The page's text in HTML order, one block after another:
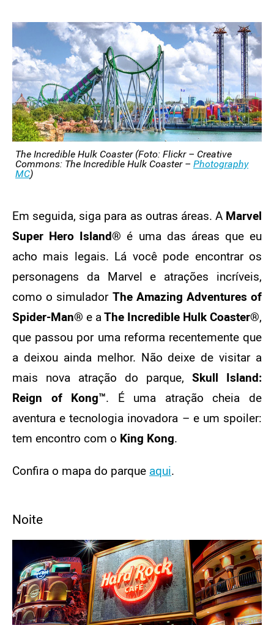
The Incredible Hulk Coaster (Foto: Flickr – Creative
Commons: The Incredible Hulk Coaster – Photography
MC)
Em seguida, siga para as outras áreas. A Marvel
Super Hero Island® é uma das áreas que eu
acho mais legais. Lá você pode encontrar os
personagens da Marvel e atrações incríveis,
como o simulador The Amazing Adventures of
Spider-Man® e aThe Incredible Hulk Coaster®,
que passou por uma reforma recentemente que
a deixou ainda melhor. Não deixe de visitar a
mais nova atração do parque, Skull Island:
Reign of Kong™. É uma atração cheia de
aventura e tecnologia inovadora – e um spoiler:
tem encontro com o King Kong.
Confira o mapa do parque aqui.
Noite